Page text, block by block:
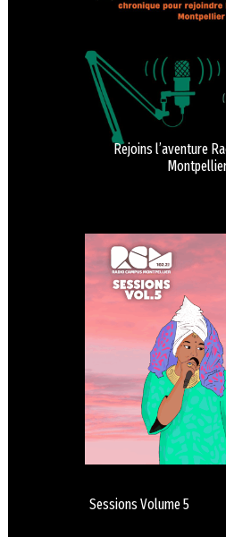
Rejoins l’aventure
Sessions Volume 5